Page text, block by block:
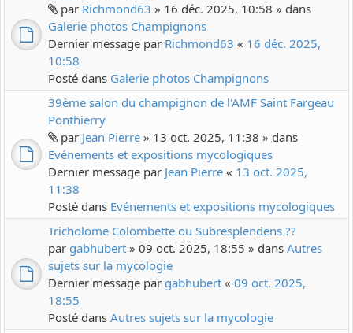
par Richmond63 » 16 déc. 2025, 10:58 » dans
Galerie photos Champignons
Dernier message par Richmond63 « 16 déc. 2025,
10:58
Posté dans Galerie photos Champignons
39ème salon du champignon de l'AMF Saint Fargeau
Ponthierry
par Jean Pierre » 13 oct. 2025, 11:38 » dans
Evénements et expositions mycologiques
Dernier message par Jean Pierre « 13 oct. 2025,
11:38
Posté dans Evénements et expositions mycologiques
Tricholome Colombette ou Subresplendens ??
par gabhubert » 09 oct. 2025, 18:55 » dans Autres
sujets sur la mycologie
Dernier message par gabhubert « 09 oct. 2025,
18:55
Posté dans Autres sujets sur la mycologie